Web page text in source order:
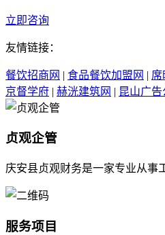
立即咨询
友情链接：
餐饮招商网 | 食品餐饮加盟网 | 席
京督学府 | 赫洸建筑网 | 昆山广告
贞观企管
庆安县贞观财务是一家专业从事
服务项目